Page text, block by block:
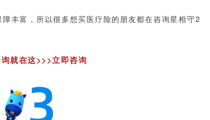
丰富， 所以很多想买医疗险的朋友都在咨询星相守2
就在这>>>立即咨询